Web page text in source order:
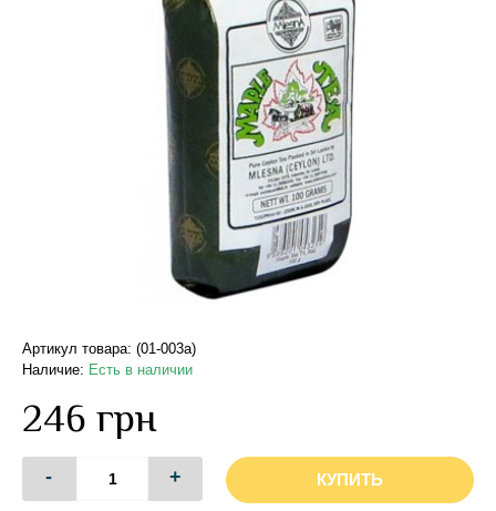
Артикул товара: (01-003a)
Наличие: Есть в наличии
246 грн
- + КУПИТЬ